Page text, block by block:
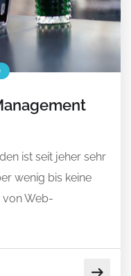
ist seit jeher sehr
wenig bis keine
Web-